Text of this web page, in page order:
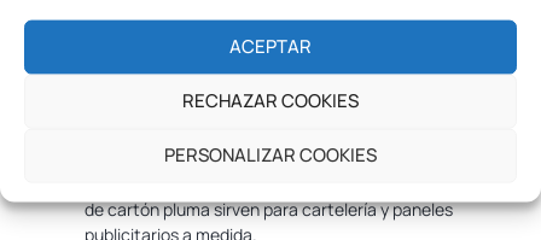
ACEPTAR
RECHAZAR COOKIES
PERSONALIZAR COOKIES
utiliza este material para producir distintos productos
La fotografía resalta como la alternativa de uso de
hoy existen tecnologías de impresión y encolado que
de cartón pluma sirven para cartelería y paneles
publicitarios a medida.